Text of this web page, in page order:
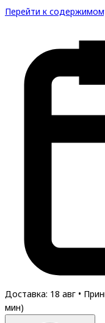
Перейти к
Доставка: 18 авг •
мин)